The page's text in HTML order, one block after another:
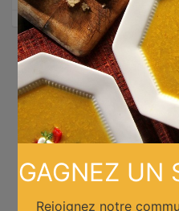
GAGNEZ UN
Rejoignez notre